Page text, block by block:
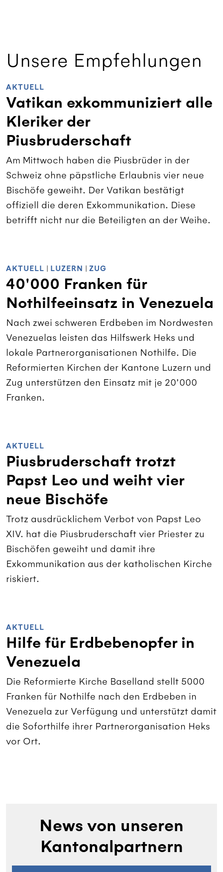
Unsere Empfehlungen
AKTUELL
Vatikan exkommuniziert alle
Kleriker der
Piusbruderschaft
Am Mittwoch haben die Piusbrüder in der
Schweiz ohne päpstliche Erlaubnis vier neue
Bischöfe geweiht. Der Vatikan bestätigt
offiziell die deren Exkommunikation. Diese
betrifft nicht nur die Beteiligten an der Weihe.
AKTUELL | LUZERN | ZUG
40'000 Franken für
Nothilfeeinsatz in Venezuela
Nach zwei schweren Erdbeben im Nordwesten
Venezuelas leisten das Hilfswerk Heks und
lokale Partnerorganisationen Nothilfe. Die
Reformierten Kirchen der Kantone Luzern und
Zug unterstützen den Einsatz mit je 20'000
Franken.
AKTUELL
Piusbruderschaft trotzt
Papst Leo und weiht vier
neue Bischöfe
Trotz ausdrücklichem Verbot von Papst Leo
XIV. hat die Piusbruderschaft vier Priester zu
Bischöfen geweiht und damit ihre
Exkommunikation aus der katholischen Kirche
riskiert.
AKTUELL
Hilfe für Erdbebenopfer in
Venezuela
Die Reformierte Kirche Baselland stellt 5000
Franken für Nothilfe nach den Erdbeben in
Venezuela zur Verfügung und unterstützt damit
die Soforthilfe ihrer Partnerorganisation Heks
vor Ort.
News von unseren
Kantonalpartnern